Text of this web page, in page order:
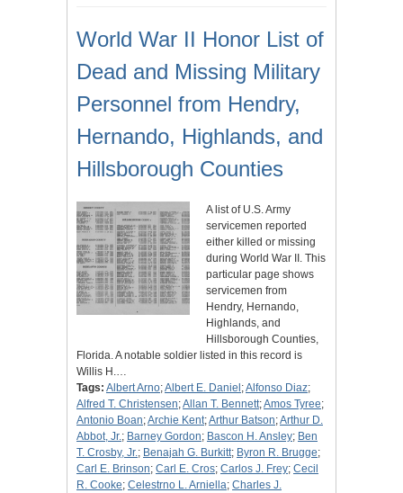
World War II Honor List of
Dead and Missing Military
Personnel from Hendry,
Hernando, Highlands, and
Hillsborough Counties
A list of U.S. Army
servicemen reported
either killed or missing
during World War II. This
particular page shows
servicemen from
Hendry, Hernando,
Highlands, and
Hillsborough Counties,
Florida. A notable soldier listed in this record is
Willis H.…
Tags: Albert Arno;Albert E. Daniel ;Alfonso Diaz;
Alfred T. Christensen;Allan T. Bennett;Amos Tyree;
Antonio Boan;Archie Kent;Arthur Batson;Arthur D.
Abbot, Jr.; Barney Gordon; Bascon H. Ansley; Ben
T. Crosby, Jr.; Benajah G. Burkitt; Byron R. Brugge;
Carl E. Brinson; Carl E. Cros; Carlos J. Frey; Cecil
R. Cooke; Celestrno L. Arniella; Charles J.